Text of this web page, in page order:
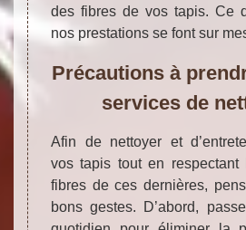
des fibres de vos tapis. Ce
nos prestations se font sur
Précautions à
services de
Afin de nettoyer et
vos tapis tout en
fibres de ces dernières,
bons gestes. D’abord,